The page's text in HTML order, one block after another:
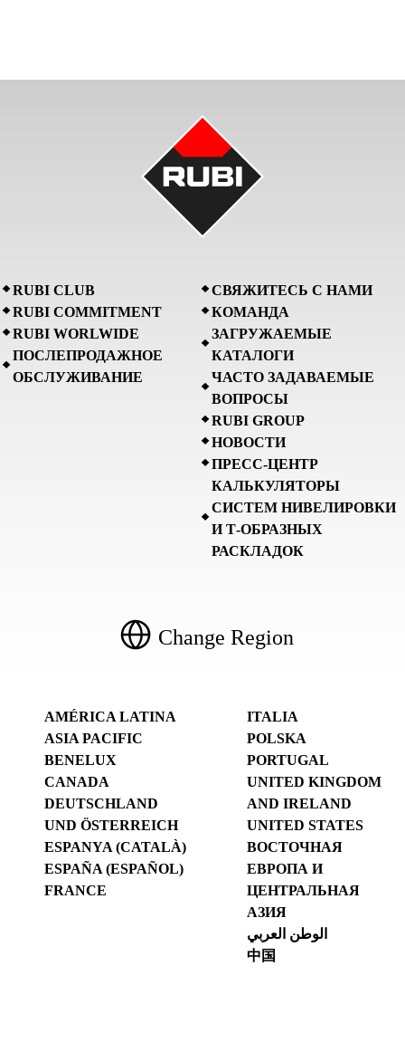
RUBI CLUB
RUBI COMMITMENT
RUBI WORLWIDE
ПОСЛЕПРОДАЖНОЕ
ОБСЛУЖИВАНИЕ
СВЯЖИТЕСЬ С НАМИ
КОМАНДА
ЗАГРУЖАЕМЫЕ
КАТАЛОГИ
ЧАСТО ЗАДАВАЕМЫЕ
ВОПРОСЫ
RUBI GROUP
НОВОСТИ
ПРЕСС-ЦЕНТР
КАЛЬКУЛЯТОРЫ
СИСТЕМ НИВЕЛИРОВКИ
И Т-ОБРАЗНЫХ
РАСКЛАДОК
Change Region
AMÉRICA LATINA
ASIA PACIFIC
BENELUX
CANADA
DEUTSCHLAND
UND ÖSTERREICH
ESPANYA (CATALÀ)
ESPAÑA (ESPAÑOL)
FRANCE
ITALIA
POLSKA
PORTUGAL
UNITED KINGDOM
AND IRELAND
UNITED STATES
ВОСТОЧНАЯ
ЕВРОПА И
ЦЕНТРАЛЬНАЯ
АЗИЯ
الوطن العربي
中国